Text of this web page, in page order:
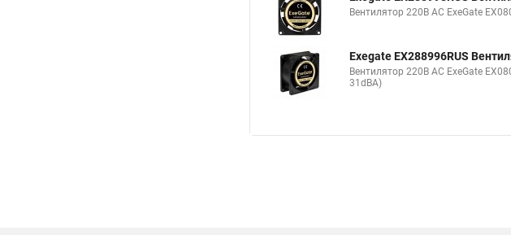
Вентилятор 220В AC ExeGate
Exegate EX288996RUS
Вентилятор 220В AC ExeGate
31dBA)